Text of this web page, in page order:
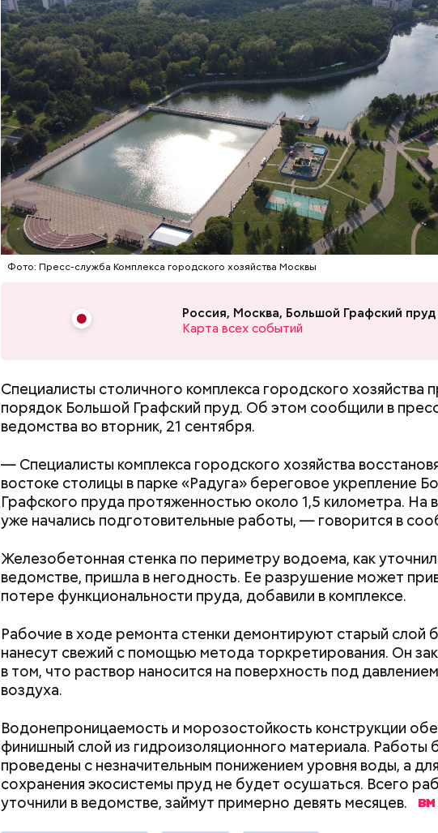
Фото: Пресс-служба Комплекса городского хозяйства Москвы
Россия, Москва, Большой Графский пруд
Карта всех событий
Специалисты столичного комплекса городского хозяйства
порядок Большой Графский пруд. Об этом сообщили в
ведомства во вторник, 21 сентября.
— Специалисты комплекса городского хозяйства
востоке столицы в парке «Радуга» береговое укрепление
Графского пруда протяженностью около 1,5 километра. На
уже начались подготовительные работы, — говорится в
Железобетонная стенка по периметру водоема, как
ведомстве, пришла в негодность. Ее разрушение может
потере функциональности пруда, добавили в комплексе.
Рабочие в ходе ремонта стенки демонтируют старый слой
нанесут свежий с помощью метода торкретирования. Он
в том, что раствор наносится на поверхность под
воздуха.
Водонепроницаемость и морозостойкость конструкции
финишный слой из гидроизоляционного материала. Работы
проведены с незначительным понижением уровня воды, а для
сохранения экосистемы пруд не будет осушаться. Всего
уточнили в ведомстве, займут примерно девять месяцев.
Отмечается, чтоэкскурсиипройдут в очном формате.
гостей потребуют строгого соблюдения защитных мер от
коронавируса. Также для посещения мероприятий
заранее зарегистрироваться.
Например, музей-театр «Булгаковский дом» организует
тайным комнатам. Посетители даже смогут позвонить по
XX века, встретить Кота Бегемота и выпить чай в буфете
заболевания.
медицинским вопросам Энтони Фаучизаявил, что для
защиты организма от коронавируса, возможно, придется
количество доз вакцины до трех.
Стресс живет в теле: четыре
простые техники, которые
помогут снизить тревогу
Новый
долголетия и
чем полезны
Как поменять батареи дома и
Как получить до
претендовать и
документы